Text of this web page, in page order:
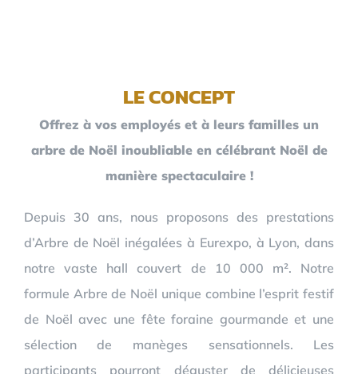
LE CONCEPT
Offrez à vos employés et à leurs familles un
arbre de Noël inoubliable en célébrant Noël de
manière spectaculaire !
Depuis 30 ans, nous proposons des prestations
d’Arbre de Noël inégalées à Eurexpo, à Lyon, dans
notre vaste hall couvert de 10 000 m². Notre
formule Arbre de Noël unique combine l’esprit festif
de Noël avec une fête foraine gourmande et une
sélection de manèges sensationnels. Les
participants pourront déguster de délicieuses